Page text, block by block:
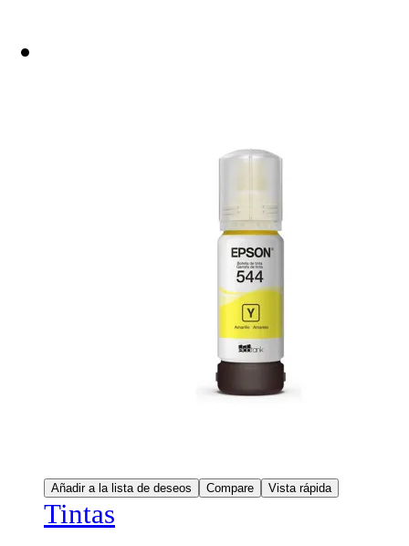
Añadir a la lista de deseos Compare Vista rápida
Tintas